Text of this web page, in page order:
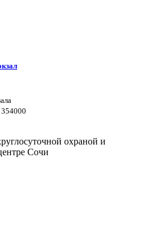
охраной и
Сочи